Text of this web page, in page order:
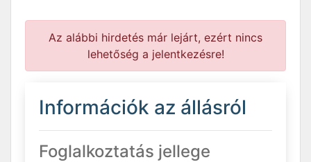
Az alábbi hirdetés már lejárt, ezért nincs
lehetőség a jelentkezésre!
Információk az állásról
Foglalkoztatás jellege